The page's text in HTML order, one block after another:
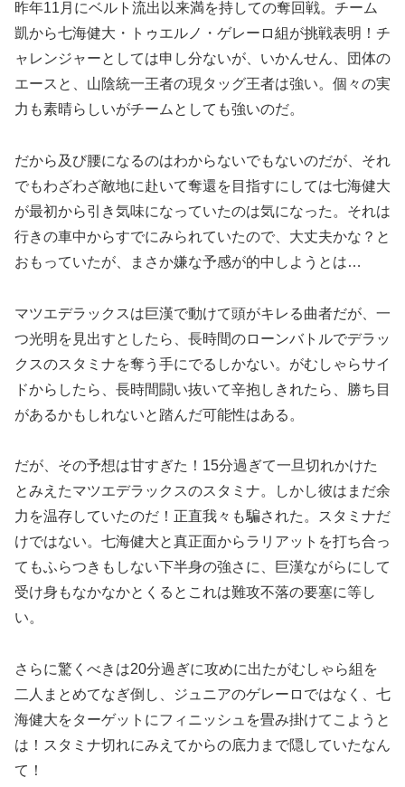
昨年11月にベルト流出以来満を持しての奪回戦。チーム
凱から七海健大・トゥエルノ・ゲレーロ組が挑戦表明！チ
ャレンジャーとしては申し分ないが、いかんせん、団体の
エースと、山陰統一王者の現タッグ王者は強い。個々の実
力も素晴らしいがチームとしても強いのだ。
だから及び腰になるのはわからないでもないのだが、それ
でもわざわざ敵地に赴いて奪還を目指すにしては七海健大
が最初から引き気味になっていたのは気になった。それは
行きの車中からすでにみられていたので、大丈夫かな？と
おもっていたが、まさか嫌な予感が的中しようとは…
マツエデラックスは巨漢で動けて頭がキレる曲者だが、一
つ光明を見出すとしたら、長時間のローンバトルでデラッ
クスのスタミナを奪う手にでるしかない。がむしゃらサイ
ドからしたら、長時間闘い抜いて辛抱しきれたら、勝ち目
があるかもしれないと踏んだ可能性はある。
だが、その予想は甘すぎた！15分過ぎて一旦切れかけた
とみえたマツエデラックスのスタミナ。しかし彼はまだ余
力を温存していたのだ！正直我々も騙された。スタミナだ
けではない。七海健大と真正面からラリアットを打ち合っ
てもふらつきもしない下半身の強さに、巨漢ながらにして
受け身もなかなかとくるとこれは難攻不落の要塞に等し
い。
さらに驚くべきは20分過ぎに攻めに出たがむしゃら組を
二人まとめてなぎ倒し、ジュニアのゲレーロではなく、七
海健大をターゲットにフィニッシュを畳み掛けてこようと
は！スタミナ切れにみえてからの底力まで隠していたなん
て！